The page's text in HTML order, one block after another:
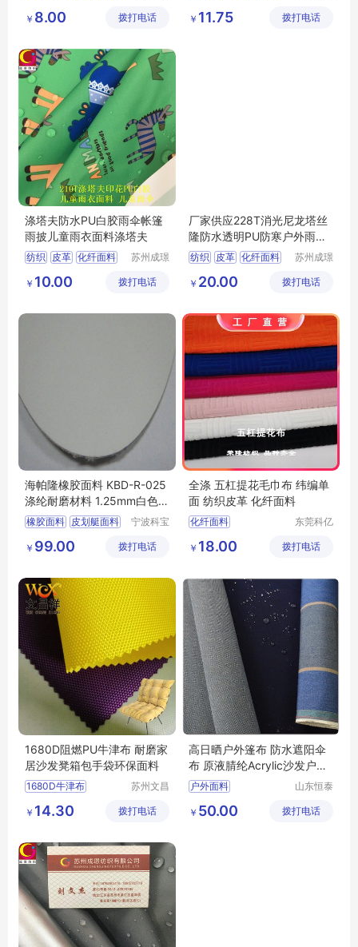
箱包面料
有限公司
￥ 8.00 拨打电话
有限公司
￥ 11.75 拨打电话
涤塔夫防水PU白胶雨伞帐篷
雨披儿童雨衣面料涤塔夫
纺织 皮革 化纤面料
苏州成璟
有限公司
￥ 10.00 拨打电话
厂家供应228T消光尼龙塔丝
隆防水透明PU防寒户外雨衣
面料塔丝隆
纺织 皮革 化纤面料
苏州成璟
有限公司
￥ 20.00 拨打电话
海帕隆橡胶面料 KBD-R-025
涤纶耐磨材料 1.25mm白色皮
划艇面料
橡胶面料
皮划艇面料
海帕隆橡胶面料
宁波科宝
有限公司
￥ 99.00 拨打电话
全涤 五杠提花毛巾布 纬编单
面 纺织皮革 化纤面料
化纤面料
东莞科亿
公司
￥ 18.00 拨打电话
1680D阻燃PU牛津布 耐磨家
居沙发凳箱包手袋环保面料
1680D牛津布
箱包面料
苏州文昌
有限公司
￥ 14.30 拨打电话
高日晒户外篷布 防水遮阳伞
布 原液腈纶Acrylic沙发户外
面料厂家
户外面料
亚克力面料
山东恒泰
公司
￥ 50.00 拨打电话